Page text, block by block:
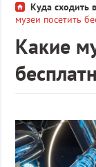
Куда сходить
музеи посетить
Какие